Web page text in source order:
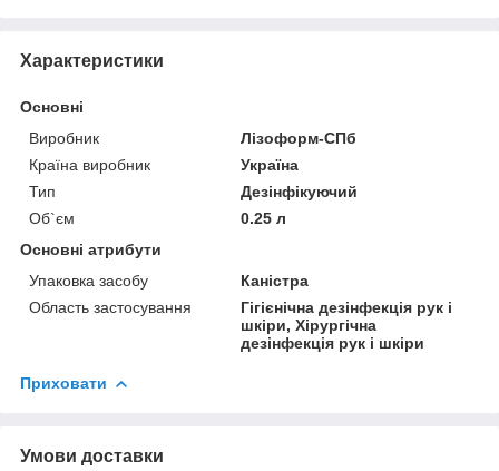
Характеристики
Основні
Виробник
Лізоформ-СПб
Країна виробник
Україна
Тип
Дезінфікуючий
Об`єм
0.25 л
Основні атрибути
Упаковка засобу
Каністра
Область застосування
Гігієнічна дезінфекція рук і
шкіри, Хірургічна
дезінфекція рук і шкіри
Приховати
Умови доставки